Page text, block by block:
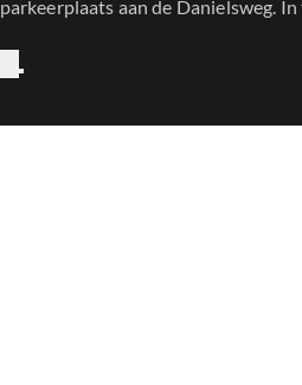
parkeerplaats aan de Danielsweg.